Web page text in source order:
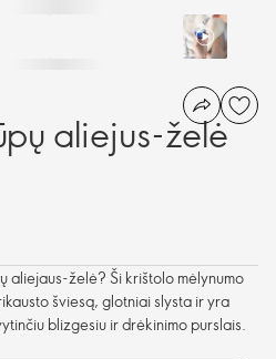
aliejus-želė
aliejaus-želė? Ši krištolo mėlynumo
šviesą, glotniai slysta ir yra
blizgesiu ir drėkinimo purslais.